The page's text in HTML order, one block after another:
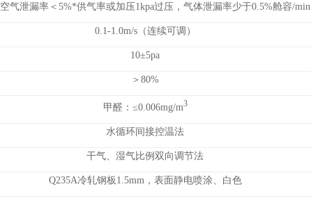
气泄漏率＜5%*供气率或加压1kpa过压，气体泄漏率少于0.5%舱容/min
0.1-1.0m/s（连续可调）
10±5pa
＞80%
甲醛：≤0.006mg/m3
水循环间接控温法
干气、湿气比例双向调节法
Q235A冷轧钢板1.5mm，表面静电喷涂、白色